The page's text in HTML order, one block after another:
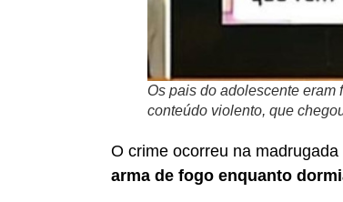
Os pais do adolescente eram
conteúdo violento, que
O crime ocorreu na
arma de fogo enquanto